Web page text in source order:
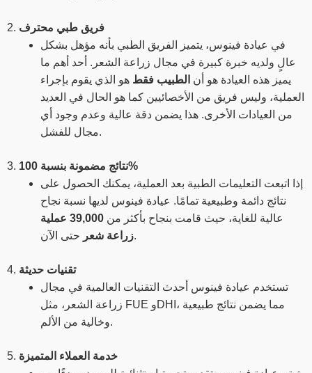
2. فريق طبي محترف
في عيادة فينوس، يتميز الفريق الطبي بأنه مؤهل بشكل
عالٍ ولديه خبرة كبيرة في مجال زراعة الشعر. أحد أهم ما
يميز هذه العيادة هو أن الطبيب فقط هو الذي يقوم بإجراء
العملية، وليس فريق من الأخصائيين كما هو الحال في العديد
من العيادات الأخرى. هذا يضمن دقة عالية وعدم وجود أي
مجال للفشل.
3.
نتائج مضمونة بنسبة 100%
إذا اتبعت التعليمات الطبية بعد العملية، يمكنك الحصول على
نتائج دائمة وطبيعية تمامًا. عيادة فينوس لديها نسبة نجاح
عالية للغاية، حيث قامت بنجاح بأكثر من
39,000 عملية
زراعة شعرحتى الآن.
4. تقنيات حديثة
تستخدم عيادة فينوس أحدث التقنيات العالمية في مجال
زراعة الشعر، مثل FUE وDHI، مما يضمن نتائج طبيعية
وخالية من الألم.
5. خدمة العملاء المتميزة